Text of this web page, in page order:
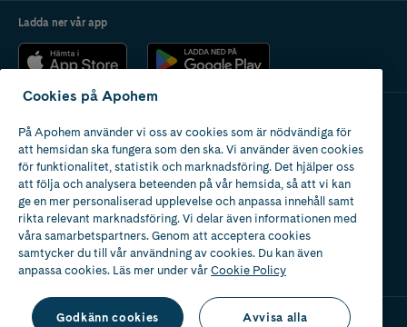
Ladda ner vår app
Apotek med tillstånd
av Läkemedelsverket
Cookies på Apohem
På Apohem använder vi oss av cookies som är nödvändiga för
att hemsidan ska fungera som den ska. Vi använder även cookies
för funktionalitet, statistik och marknadsföring. Det hjälper oss
att följa och analysera beteenden på vår hemsida, så att vi kan
ge en mer personaliserad upplevelse och anpassa innehåll samt
rikta relevant marknadsföring. Vi delar även informationen med
våra samarbetspartners. Genom att acceptera cookies
samtycker du till vår användning av cookies. Du kan även
anpassa cookies. Läs mer under vårCookie Policy
Godkänn cookies Avvisa alla